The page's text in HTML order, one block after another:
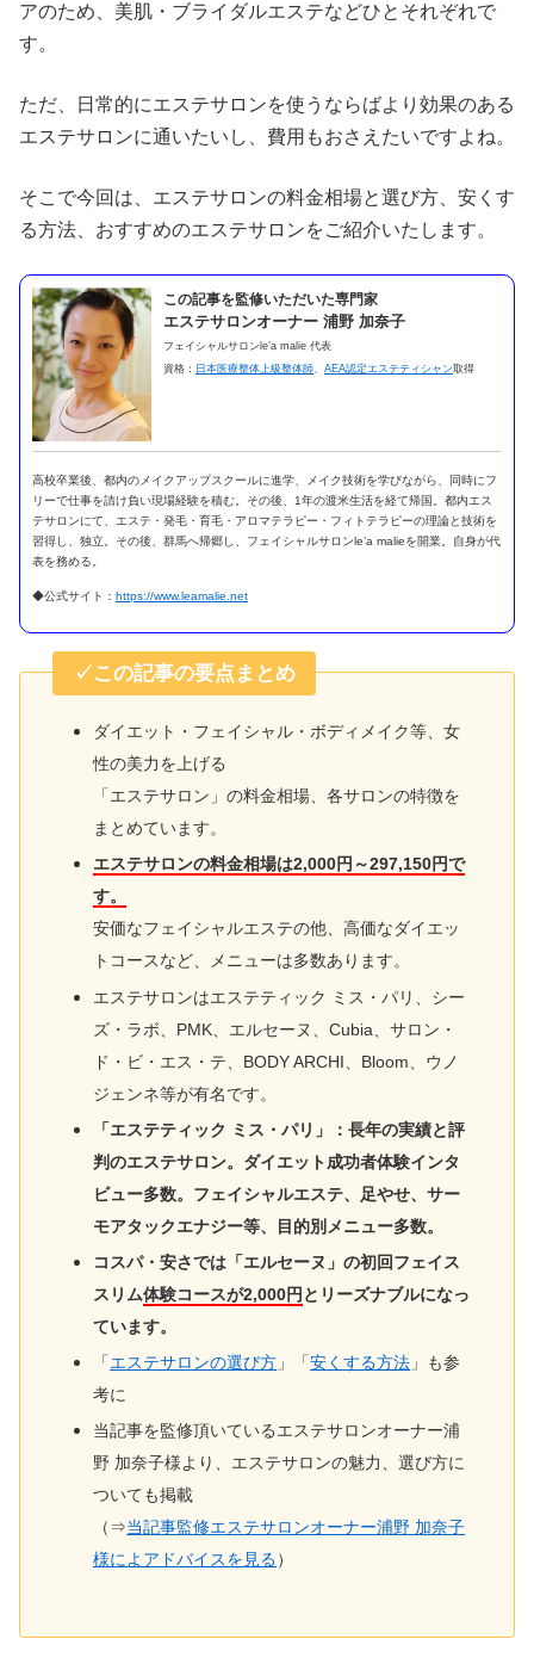
アのため、美肌・ブライダルエステなどひとそれぞれで
す。
ただ、日常的にエステサロンを使うならばより効果のある
エステサロンに通いたいし、費用もおさえたいですよね。
そこで今回は、エステサロンの料金相場と選び方、安くす
る方法、おすすめのエステサロンをご紹介いたします。
この記事を監修いただいた専門家
エステサロンオーナー 浦野 加奈子
フェイシャルサロンle’a malie 代表
資格： 日本医療整体上級整体師、 AEA認定エステティシャン取得
高校卒業後、都内のメイクアップスクールに進学、メイク技術を学びながら、同時にフ
リーで仕事を請け負い現場経験を積む。その後、1年の渡米生活を経て帰国。都内エス
テサロンにて、エステ・発毛・育毛・アロマテラピー・フィトテラピーの理論と技術を
習得し、独立。その後、群馬へ帰郷し、フェイシャルサロンle’a malieを開業。自身が代
表を務める。
◆公式サイト： https://www.leamalie.net
✓この記事の要点まとめ
ダイエット・フェイシャル・ボディメイク等、女
性の美力を上げる
「エステサロン」の料金相場、各サロンの特徴を
まとめています。
エステサロンの料金相場は2,000円～297,150円で
す。
安価なフェイシャルエステの他、高価なダイエッ
トコースなど、メニューは多数あります。
エステサロンはエステティック ミス・パリ、シー
ズ・ラボ、PMK、エルセーヌ、Cubia、サロン・
ド・ビ・エス・テ、BODY ARCHI、Bloom、ウノ
ジェンネ等が有名です。
「エステティック ミス・パリ」：長年の実績と評
判のエステサロン。ダイエット成功者体験インタ
ビュー多数。フェイシャルエステ、足やせ、サー
モアタックエナジー等、目的別メニュー多数。
コスパ・安さでは「エルセーヌ」の初回フェイス
スリム体験コースが2,000円 とリーズナブルになっ
ています。
「エステサロンの選び方 」「安くする方法 」も参
考に
当記事を監修頂いているエステサロンオーナー浦
野 加奈子様より、エステサロンの魅力、選び方に
ついても掲載
（⇒当記事監修エステサロンオーナー浦野 加奈子
様によアドバイスを見る）